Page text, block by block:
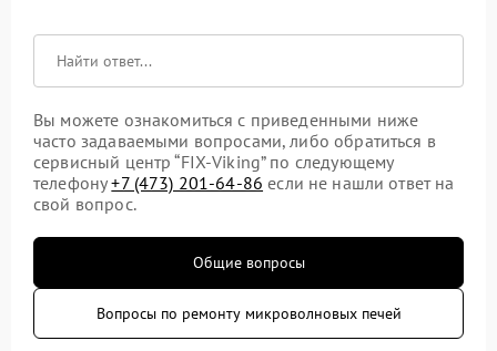
Вы можете ознакомиться с приведенными ниже
часто задаваемыми вопросами, либо обратиться в
сервисный центр “FIX-Viking” по следующему
телефону+7 (473) 201-64-86 если не нашли ответ на
свой вопрос.
Общие вопросы
Вопросы по ремонту микроволновых печей